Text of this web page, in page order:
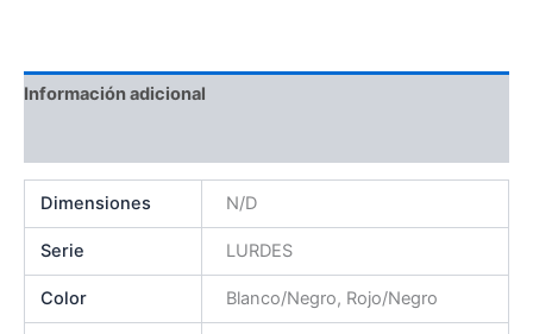
Información adicional
Dimensiones N/D
Serie LURDES
Color Blanco/Negro, Rojo/Negro